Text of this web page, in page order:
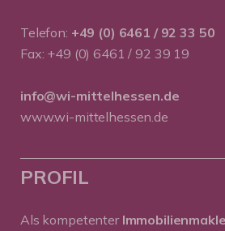
Telefon: +49 (0) 6461 / 92 33 50
Fax: +49 (0) 6461 / 92 39 19
info@wi-mittelhessen.de
www.wi-mittelhessen.de
PROFIL
Als kompetenter